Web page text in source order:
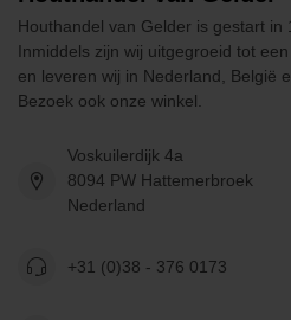
Houthandel van Gelder is gestart in
Inmiddels zijn wij uitgegroeid tot
en leveren wij in Nederland, België
Bezoek ook onze winkel.
Voskuilerdijk 4a
8094 PW Hattemerbroek
Nederland
+31 (0)38 - 376 0173